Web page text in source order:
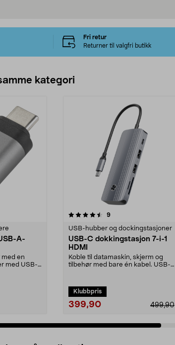
Fri retur
Returner til valgfri butikk
kategori
A-
en
med USB-
9anmeldelser
USB-hubber og dockingstasjoner
USB-C dokkingstasjon 7-i-1
HDMI
Koble til datamaskin, skjerm og
tilbehør med bare én kabel. USB-
Klubbpris
399,90 499,90
4.5 av 5 stjerner